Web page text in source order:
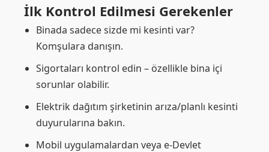
İlk Kontrol Edilmesi Gerekenler
Binada sadece sizde mi kesinti var?
Komşulara danışın.
Sigortaları kontrol edin – özellikle bina içi
sorunlar olabilir.
Elektrik dağıtım şirketinin arıza/planlı kesinti
duyurularına bakın.
Mobil uygulamalardan veya e-Devlet